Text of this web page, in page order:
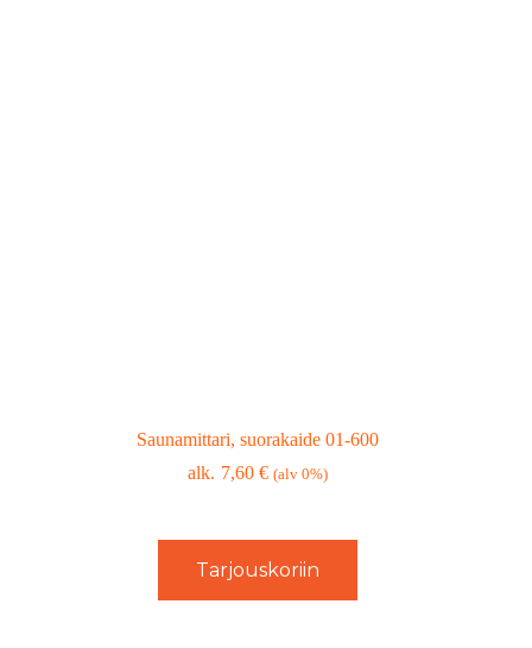
Saunamittari, suorakaide 01-600
7,60€ (alv 0%)
Tarjouskoriin